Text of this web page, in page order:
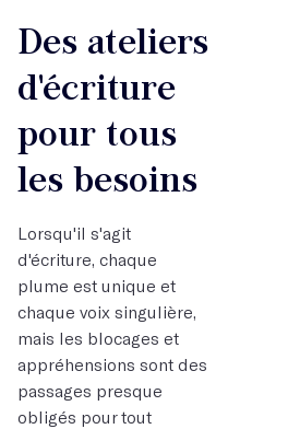
Des ateliers
d'écriture
pour tous
les besoins
Lorsqu'il s'agit
d'écriture, chaque
plume est unique et
chaque voix singulière,
mais les blocages et
appréhensions sont des
passages presque
obligés pour tout